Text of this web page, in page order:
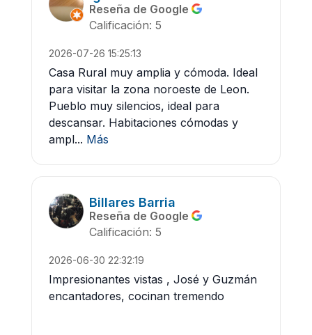
Reseña de Google
Calificación: 5
2026-07-26 15:25:13
Casa Rural muy amplia y cómoda. Ideal
para visitar la zona noroeste de Leon.
Pueblo muy silencios, ideal para
descansar. Habitaciones cómodas y
ampl... Más
Billares Barria
Reseña de Google
Calificación: 5
2026-06-30 22:32:19
Impresionantes vistas , José y Guzmán
encantadores, cocinan tremendo